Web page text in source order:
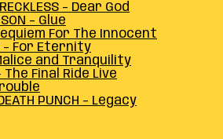
– Dear God
– Glue
For The Innocent
– For Eternity
and Tranquility
The Final Ride Live
PUNCH – Legacy